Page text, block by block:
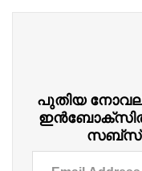
പുതിയ
ഇന്‍ബോക്‌സില്‍